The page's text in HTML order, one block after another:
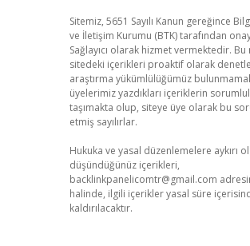
Sitemiz, 5651 Sayılı Kanun gereğince
ve İletişim Kurumu (BTK) tarafından
Sağlayıcı olarak hizmet vermektedir. Bu
sitedeki içerikleri proaktif olarak
araştırma yükümlülüğümüz
üyelerimiz yazdıkları içeriklerin
taşımakta olup, siteye üye olarak bu
etmiş sayılırlar.
Hukuka ve yasal düzenlemelere aykırı
düşündüğünüz içerikleri,
backlinkpanelicomtr@gmail.com
halinde, ilgili içerikler yasal süre
kaldırılacaktır.